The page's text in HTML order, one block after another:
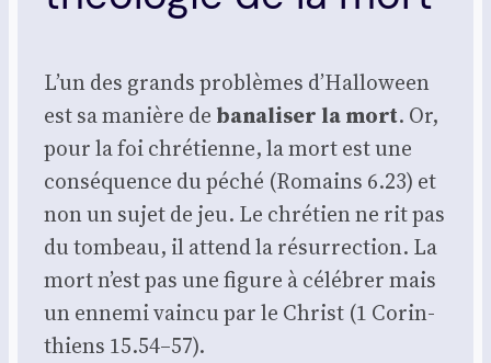
L’un des grands pro­blèmes d’Halloween
est sa manière de bana­li­ser la mort. Or,
pour la foi chré­tienne, la mort est une
consé­quence du péché (Romains 6.23) et
non un sujet de jeu. Le chré­tien ne rit pas
du tom­beau, il attend la résur­rec­tion. La
mort n’est pas une figure à célé­brer mais
un enne­mi vain­cu par le Christ (1 Corin­
thiens 15.54–57).